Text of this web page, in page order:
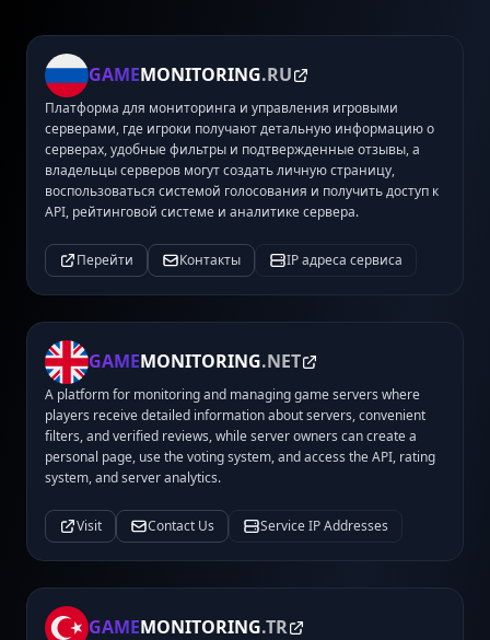
GAMEMONITORING.RU
Платформа для мониторинга и управления игровыми
серверами, где игроки получают детальную информацию о
серверах, удобные фильтры и подтвержденные отзывы, а
владельцы серверов могут создать личную страницу,
воспользоваться системой голосования и получить доступ к
API, рейтинговой системе и аналитике сервера.
Перейти Контакты IP адреса сервиса
GAMEMONITORING.NET
A platform for monitoring and managing game servers where
players receive detailed information about servers, convenient
filters, and verified reviews, while server owners can create a
personal page, use the voting system, and access the API, rating
system, and server analytics.
Visit Contact Us Service IP Addresses
GAMEMONITORING.TR